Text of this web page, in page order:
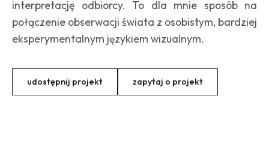
interpretację odbiorcy. To dla mnie sposób na
połączenie obserwacji świata z osobistym, bardziej
eksperymentalnym językiem wizualnym.
udostępnij projekt zapytaj o projekt